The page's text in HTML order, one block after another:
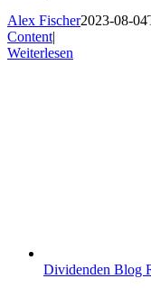
Alex Fischer2023-08-
Content|
Weiterlesen
Dividenden Blog